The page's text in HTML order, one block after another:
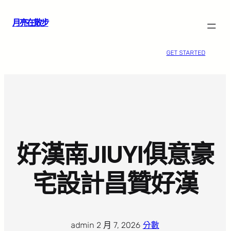
月亮在散步
GET STARTED
好漢南JIUYI俱意豪
宅設計昌贊好漢
admin 2 月 7, 2026 分數